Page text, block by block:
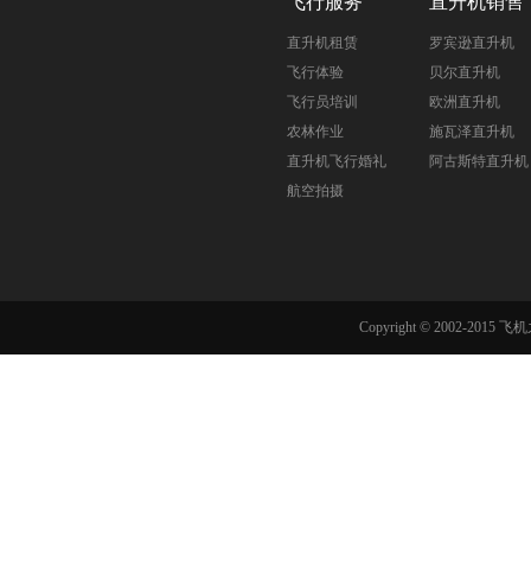
直升机租赁
飞行体验
飞行员培训
农林作业
直升机飞行婚礼
航空拍摄
罗宾逊直升机
贝尔直升机
欧洲直升机
施瓦泽直升机
阿古斯特直升机
Copyright © 2002-2015 飞